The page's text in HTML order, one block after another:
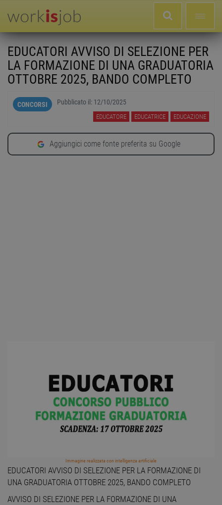
EDUCATORI AVVISO DI SELEZIONE PER
LA FORMAZIONE DI UNA GRADUATORIA
OTTOBRE 2025, BANDO COMPLETO
CONCORSI Pubblicato il: 12/10/2025
EDUCATORE EDUCATRICE EDUCAZIONE
Aggiungici come fonte preferita su Google
Immagine realizzata con intelligenza artificiale
EDUCATORI AVVISO DI SELEZIONE PER LA FORMAZIONE DI
UNA GRADUATORIA OTTOBRE 2025, BANDO COMPLETO
AVVISO DI SELEZIONE PER LA FORMAZIONE DI UNA